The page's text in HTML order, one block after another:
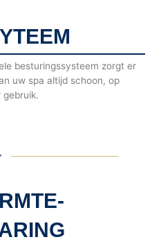
besturingssysteem zorgt er
uw spa altijd schoon, op